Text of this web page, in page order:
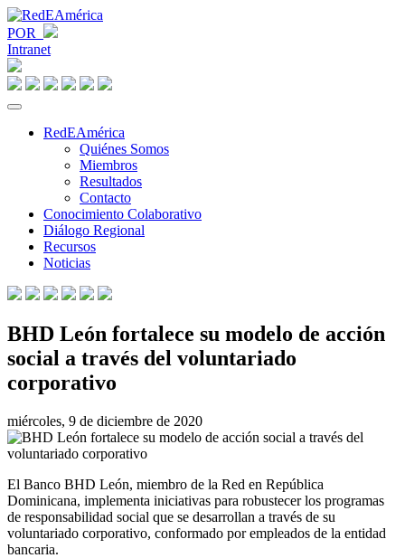
POR
Intranet
RedEAmérica
Quiénes Somos
Miembros
Resultados
Contacto
Conocimiento Colaborativo
Diálogo Regional
Recursos
Noticias
BHD León fortalece su modelo de acción
social a través del voluntariado
corporativo
miércoles, 9 de diciembre de 2020
El Banco BHD León, miembro de la Red en República
Dominicana, implementa iniciativas para robustecer los programas
de responsabilidad social que se desarrollan a través de su
voluntariado corporativo, conformado por empleados de la entidad
bancaria.